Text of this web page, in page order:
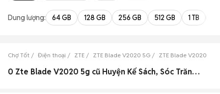
Dung lượng: 64 GB 128 GB 256 GB 512 GB 1 TB
Chợ Tốt Điện thoại ZTE ZTE Blade V2020 5G ZTE Blade V2020 5G
0 Zte Blade V2020 5g cũ Huyện Kế Sách, Sóc Trăng đẹp